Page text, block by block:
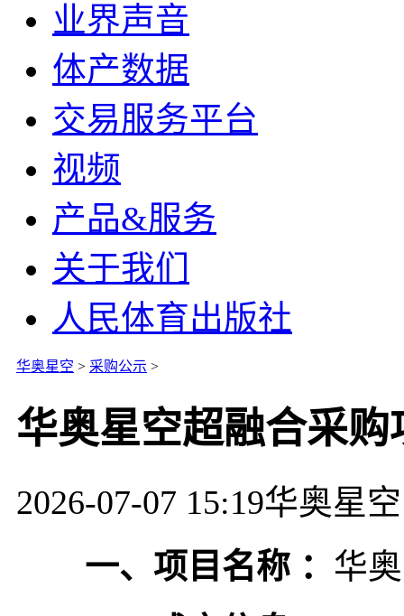
业界声音
体产数据
交易服务平台
视频
产品&服务
关于我们
人民体育出版社
华奥星空 > 采购公示 >
华奥星空超融合采
2026-07-07 15:19华奥星空
一、项目名称 ： 华